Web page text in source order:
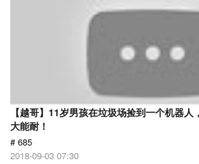
【越哥】11岁男孩在垃圾场捡到一个机器
大能耐！
# 685
2018-09-03 07:30